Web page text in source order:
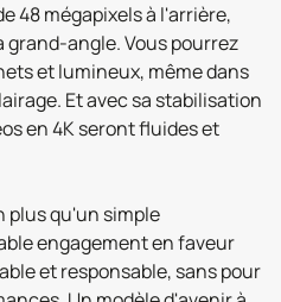
48 mégapixels à l'arrière,
angle. Vous pourrez
et lumineux, même dans
Et avec sa stabilisation
en 4K seront fluides et
plus qu'un simple
engagement en faveur
et responsable, sans pour